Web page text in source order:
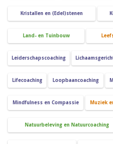
Kristallen en (Edel)stenen
Land- en Tuinbouw
Leiderschapscoaching
Lifecoaching Loopbaancoaching
Mindfulness en Compassie Muziek
Natuurbeleving en Natuurcoaching